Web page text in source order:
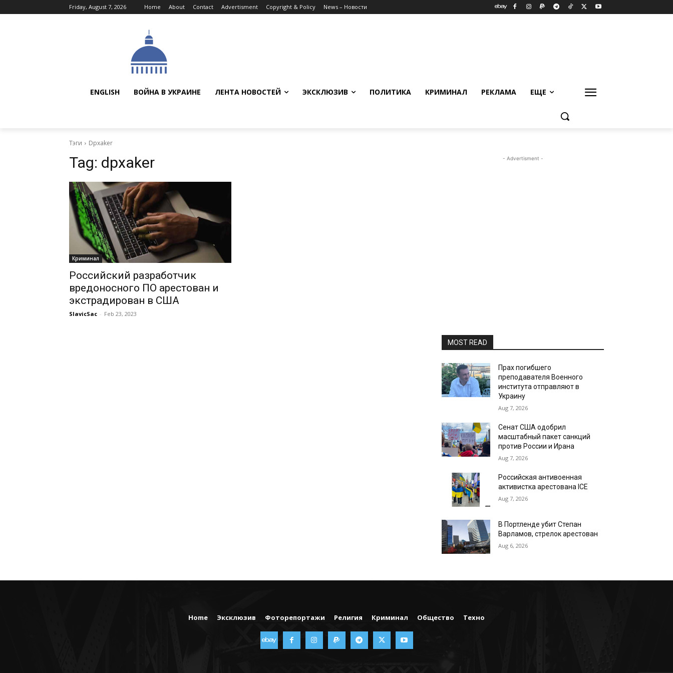
Friday, August 7, 2026 Home About Contact Advertisment Copyright & Policy News – Новости
ENGLISH ВОЙНА В УКРАИНЕ ЛЕНТА НОВОСТЕЙ ЭКСКЛЮЗИВ ПОЛИТИКА КРИМИНАЛ РЕКЛАМА ЕЩЕ
Тэги Dpxaker
Tag: dpxaker
Криминал
Российский разработчик
вредоносного ПО арестован и
экстрадирован в США
SlavicSac - Feb 23, 2023
- Advertisment -
MOST READ
Прах погибшего
преподавателя Военного
института отправляют в
Украину
Aug 7, 2026
Сенат США одобрил
масштабный пакет санкций
против России и Ирана
Aug 7, 2026
Российская антивоенная
активистка арестована ICE
Aug 7, 2026
В Портленде убит Степан
Варламов, стрелок арестован
Aug 6, 2026
Home Эксклюзив Фоторепортажи Религия Криминал Общество Техно